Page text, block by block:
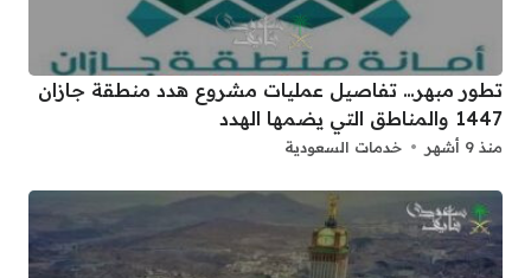
تطور مبهر… تفاصيل عمليات مشروع هدد منطقة جازان
1447 والمناطق التي يضمها الهدد
منذ 9 أشهر خدمات السعودية